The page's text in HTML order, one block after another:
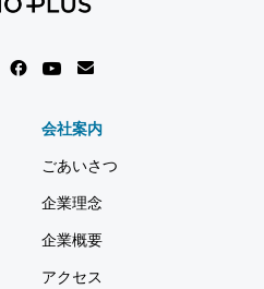
会社案内
ごあいさつ
企業理念
企業概要
アクセス